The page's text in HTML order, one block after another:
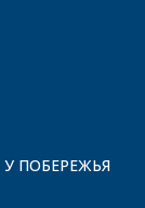
ПОБЕРЕЖЬЯ